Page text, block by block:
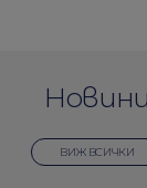
Новини
ВИЖ ВСИЧКИ